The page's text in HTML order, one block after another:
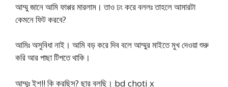
আম্মু জানে আমি ফাপ্পর মারলাম। তাও ঢং করে বললঃ তাহলে আমারটা
কেমনে ফিট করবে?
আমিঃ অসুবিধা নাই। আমি বড় করে দিব বলে আম্মুর মাইতে মুখ দেওয়া শুরু
করি আর পাছা টিপতে থাকি।
আম্মুঃ ইশ!! কি করছিস? ছার বলছি। bd choti x